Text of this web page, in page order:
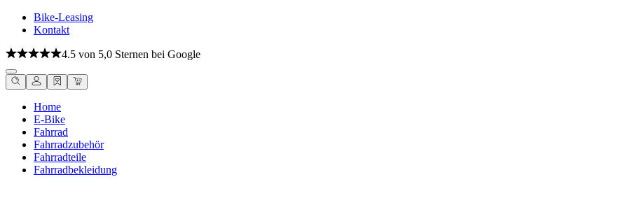
Bike-Leasing
Kontakt
4.5 von 5,0 Sternen bei Google
Home
E-Bike
Fahrrad
Fahrradzubehör
Fahrradteile
Fahrradbekleidung